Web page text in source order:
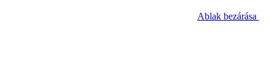
Ablak bezárása